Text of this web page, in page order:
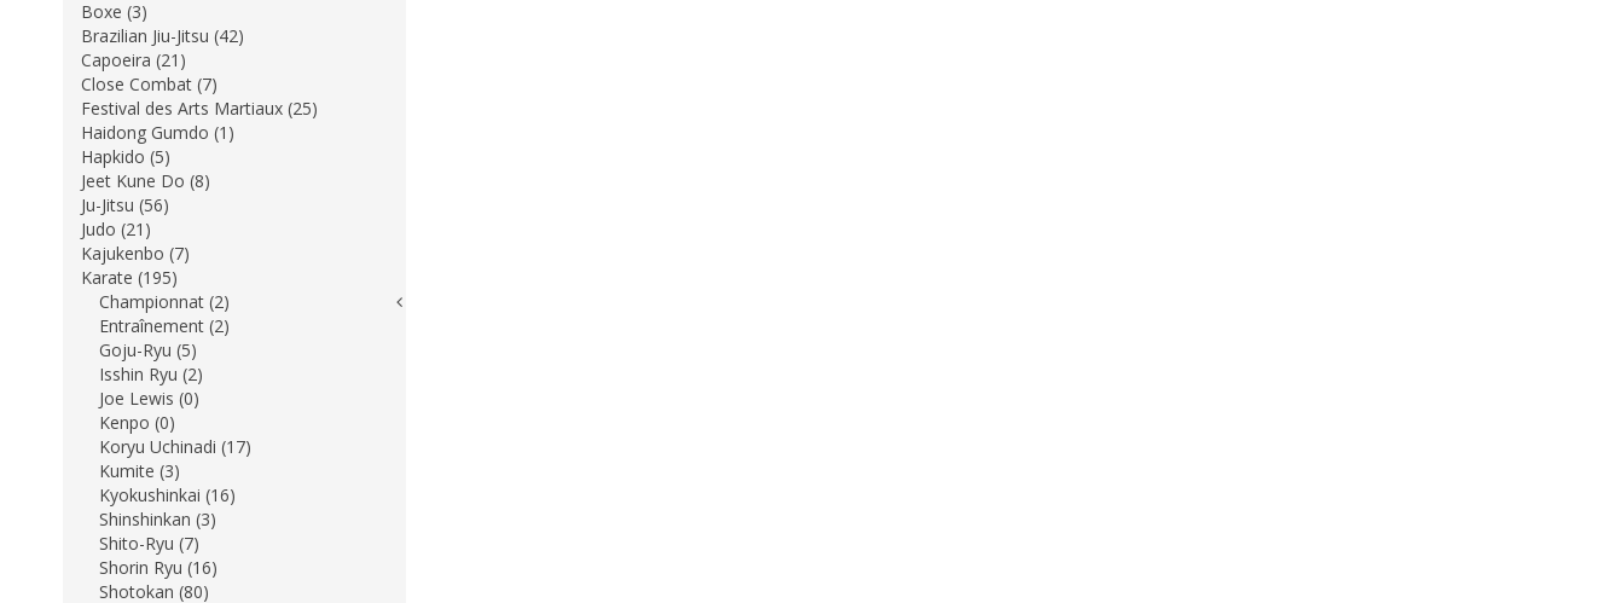
Boxe (3)
Brazilian Jiu-Jitsu (42)
Capoeira (21)
Close Combat (7)
Festival des Arts Martiaux (25)
Haidong Gumdo (1)
Hapkido (5)
Jeet Kune Do (8)
Ju-Jitsu (56)
Judo (21)
Kajukenbo (7)
Karate (195)
Championnat (2)
Entraînement (2)
Goju-Ryu (5)
Isshin Ryu (2)
Joe Lewis (0)
Kenpo (0)
Koryu Uchinadi (17)
Kumite (3)
Kyokushinkai (16)
Shinshinkan (3)
Shito-Ryu (7)
Shorin Ryu (16)
Shotokan (80)